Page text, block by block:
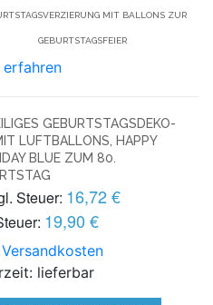
MIT BALLONS ZUR
GEBURTSTAGSFEIER
erfahren
GEBURTSTAGSDEKO-
LUFTBALLONS, HAPPY
BLUE ZUM 80.
Steuer: 16,72 €
19,90 €
Versandkosten
lieferbar